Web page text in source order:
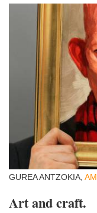
GUREA ANTZOKIA,
Art and craft.